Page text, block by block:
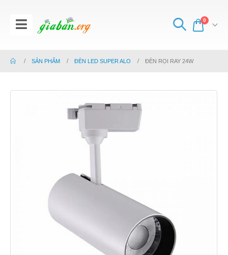
0
SẢN PHẨM ĐÈN LED SUPER ALO ĐÈN RỌI RAY 24W